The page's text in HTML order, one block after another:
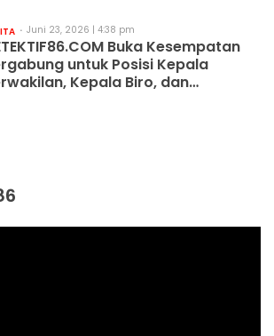
Juni 23, 2026 | 4:38 pm
Buka Kesempatan
untuk Posisi Kepala
Kepala Biro, dan